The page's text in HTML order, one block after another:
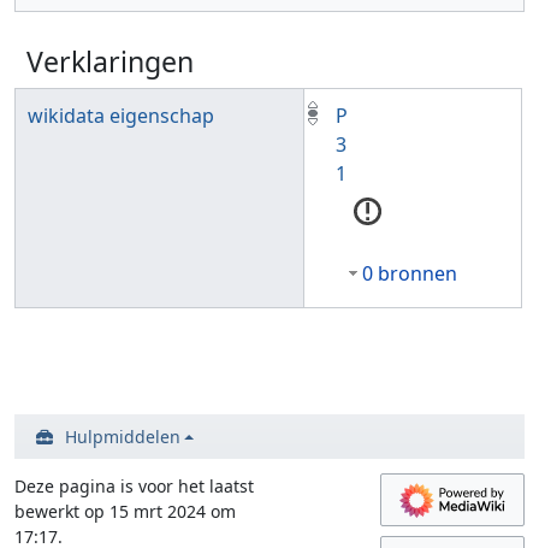
Verklaringen
wikidata eigenschap
P
3
1
0 bronnen
Hulpmiddelen
Deze pagina is voor het laatst
bewerkt op 15 mrt 2024 om
17:17.